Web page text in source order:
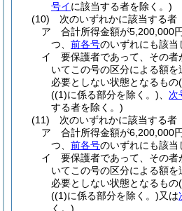
号イに該当する者を除く。)
(10)
次のいずれかに該当する
ア
合計所得金額が5,200,000
つ、 前各号のいずれにも該当
イ
要保護者であって、その
いてこの号の区分による額
必要としない状態となるもの
((1)に係る部分を除く。) 次
する者を除く。)
(11)
次のいずれかに該当する
ア
合計所得金額が6,200,000
つ、 前各号のいずれにも該当
イ
要保護者であって、その
いてこの号の区分による額
必要としない状態となるもの
((1)に係る部分を除く。)又は
く。)